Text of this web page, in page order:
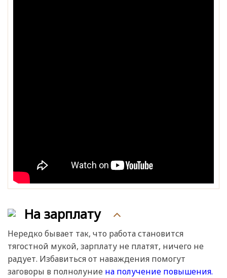
На зарплату
Нередко бывает так, что работа становится
тягостной мукой, зарплату не платят, ничего не
радует. Избавиться от наваждения помогут
заговоры в полнолуние на получение повышения.